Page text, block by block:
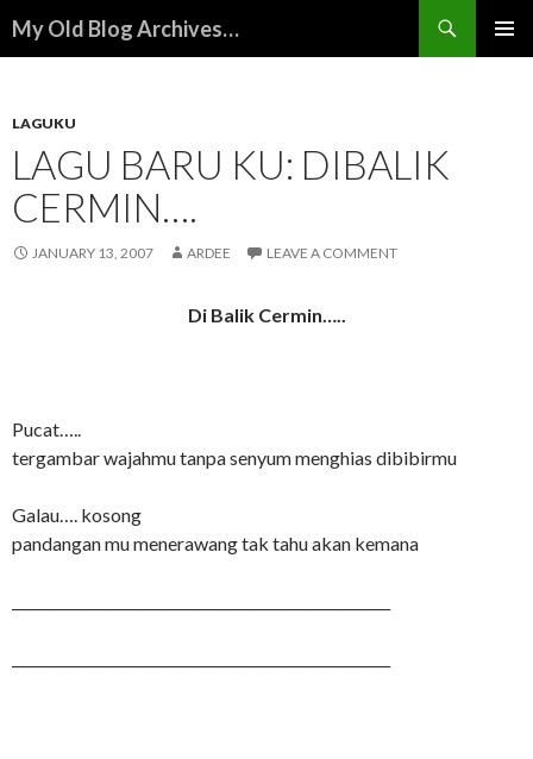
My Old Blog Archives…
LAGUKU
LAGU BARU KU: DIBALIK
CERMIN….
JANUARY 13, 2007 ARDEE LEAVE A COMMENT
Di Balik Cermin…..
Pucat…..
tergambar wajahmu tanpa senyum menghias dibibirmu
Galau…. kosong
pandangan mu menerawang tak tahu akan kemana